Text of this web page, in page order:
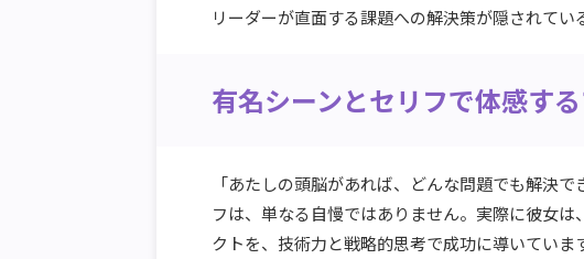
リーダーが直面する課題への解決策が隠されてい
有名シーンとセリフで体感す
「あたしの頭脳があれば、どんな問題でも解決
フは、単なる自慢ではありません。実際に彼女
クトを、技術力と戦略的思考で成功に導いていま